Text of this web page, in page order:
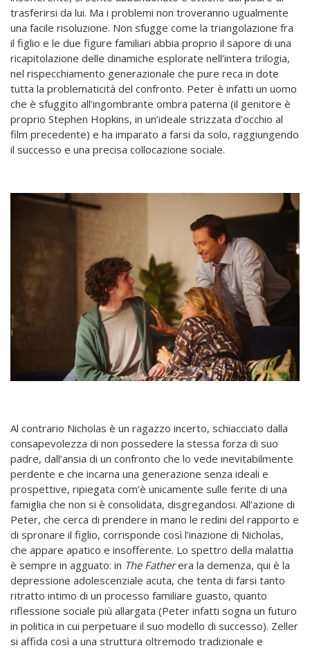
trasferirsi da lui. Ma i problemi non troveranno ugualmente
una facile risoluzione. Non sfugge come la triangolazione fra
il figlio e le due figure familiari abbia proprio il sapore di una
ricapitolazione delle dinamiche esplorate nell’intera trilogia,
nel rispecchiamento generazionale che pure reca in dote
tutta la problematicità del confronto. Peter è infatti un uomo
che è sfuggito all’ingombrante ombra paterna (il genitore è
proprio Stephen Hopkins, in un’ideale strizzata d’occhio al
film precedente) e ha imparato a farsi da solo, raggiungendo
il successo e una precisa collocazione sociale.
Al contrario Nicholas è un ragazzo incerto, schiacciato dalla
consapevolezza di non possedere la stessa forza di suo
padre, dall’ansia di un confronto che lo vede inevitabilmente
perdente e che incarna una generazione senza ideali e
prospettive, ripiegata com’è unicamente sulle ferite di una
famiglia che non si è consolidata, disgregandosi. All’azione di
Peter, che cerca di prendere in mano le redini del rapporto e
di spronare il figlio, corrisponde così l’inazione di Nicholas,
che appare apatico e insofferente. Lo spettro della malattia
è sempre in agguato: in The Fatherera la demenza, qui è la
depressione adolescenziale acuta, che tenta di farsi tanto
ritratto intimo di un processo familiare guasto, quanto
riflessione sociale più allargata (Peter infatti sogna un futuro
in politica in cui perpetuare il suo modello di successo). Zeller
si affida così a una struttura oltremodo tradizionale e